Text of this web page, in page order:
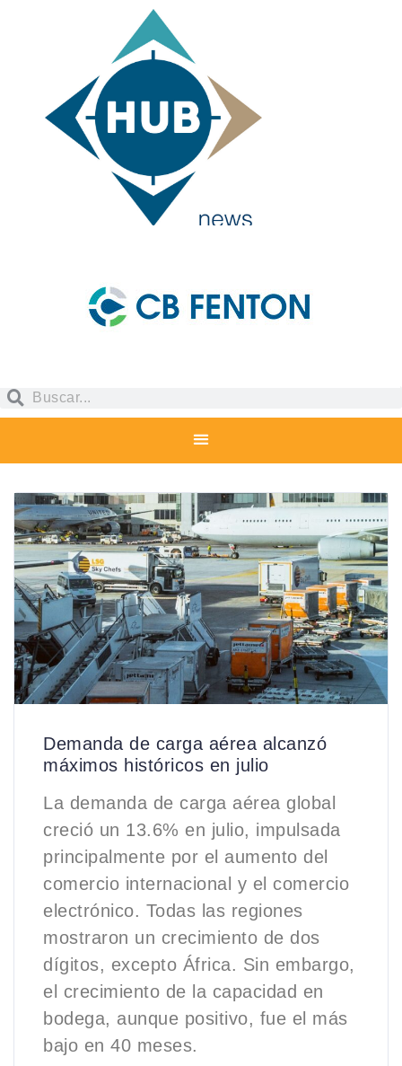
Demanda de carga aérea alcanzó
máximos históricos en julio
La demanda de carga aérea global
creció un 13.6% en julio, impulsada
principalmente por el aumento del
comercio internacional y el comercio
electrónico. Todas las regiones
mostraron un crecimiento de dos
dígitos, excepto África. Sin embargo,
el crecimiento de la capacidad en
bodega, aunque positivo, fue el más
bajo en 40 meses.